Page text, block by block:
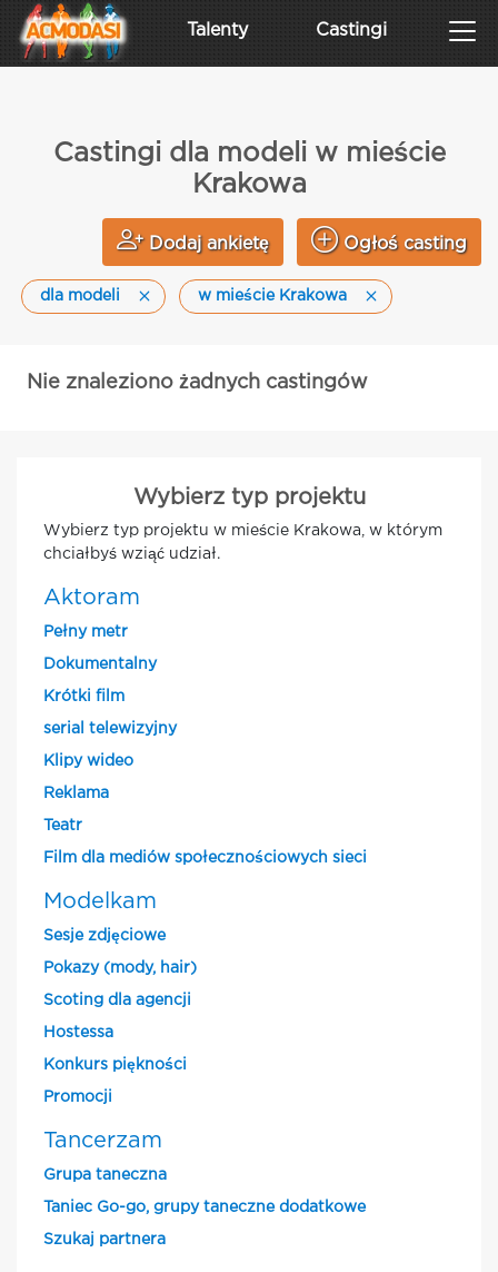
Talenty Castingi
Castingi dla modeli w mieście
Krakowa
Dodaj ankietę Ogłoś casting
dla modeli w mieście Krakowa
Nie znaleziono żadnych castingów
Wybierz typ projektu
Wybierz typ projektu w mieście Krakowa, w którym
chciałbyś wziąć udział.
Aktoram
Pełny metr
Dokumentalny
Krótki film
serial telewizyjny
Klipy wideo
Reklama
Teatr
Film dla mediów społecznościowych sieci
Modelkam
Sesje zdjęciowe
Pokazy (mody, hair)
Scoting dla agencji
Hostessa
Konkurs piękności
Promocji
Tancerzam
Grupa taneczna
Taniec Go-go, grupy taneczne dodatkowe
Szukaj partnera